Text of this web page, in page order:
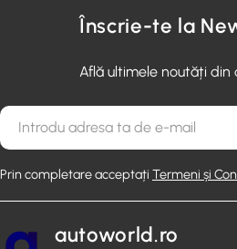
Înscrie-te la
Află ultimele noutăți din
E-
mail
Prin completare acceptați Termeni și
autoworld.ro